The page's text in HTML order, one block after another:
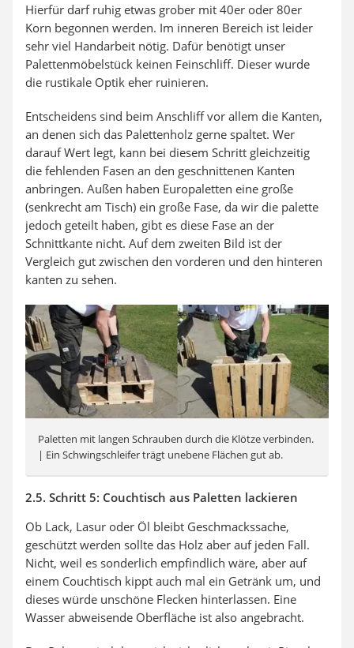
Hierfür darf ruhig etwas grober mit 40er oder 80er
Korn begonnen werden. Im inneren Bereich ist leider
sehr viel Handarbeit nötig. Dafür benötigt unser
Palettenmöbelstück keinen Feinschliff. Dieser wurde
die rustikale Optik eher ruinieren.
Entscheidens sind beim Anschliff vor allem die Kanten,
an denen sich das Palettenholz gerne spaltet. Wer
darauf Wert legt, kann bei diesem Schritt gleichzeitig
die fehlenden Fasen an den geschnittenen Kanten
anbringen. Außen haben Europaletten eine große
(senkrecht am Tisch) ein große Fase, da wir die palette
jedoch geteilt haben, gibt es diese Fase an der
Schnittkante nicht. Auf dem zweiten Bild ist der
Vergleich gut zwischen den vorderen und den hinteren
kanten zu sehen.
Paletten mit langen Schrauben durch die Klötze verbinden.
| Ein Schwingschleifer trägt unebene Flächen gut ab.
2.5. Schritt 5: Couchtisch aus Paletten lackieren
Ob Lack, Lasur oder Öl bleibt Geschmackssache,
geschützt werden sollte das Holz aber auf jeden Fall.
Nicht, weil es sonderlich empfindlich wäre, aber auf
einem Couchtisch kippt auch mal ein Getränk um, und
dieses würde unschöne Flecken hinterlassen. Eine
Wasser abweisende Oberfläche ist also angebracht.